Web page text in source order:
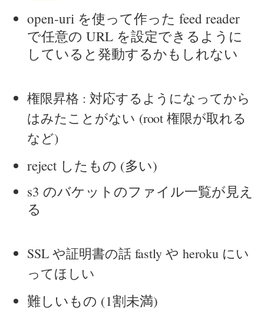
open-uri を使って作った feed reader
で任意の URL を設定できるように
していると発動するかもしれない
権限昇格 : 対応するようになってから
はみたことがない (root 権限が取れる
など)
reject したもの (多い)
s3 のバケットのファイル一覧が見え
る
SSL や証明書の話 fastly や heroku にい
ってほしい
難しいもの (1割未満)